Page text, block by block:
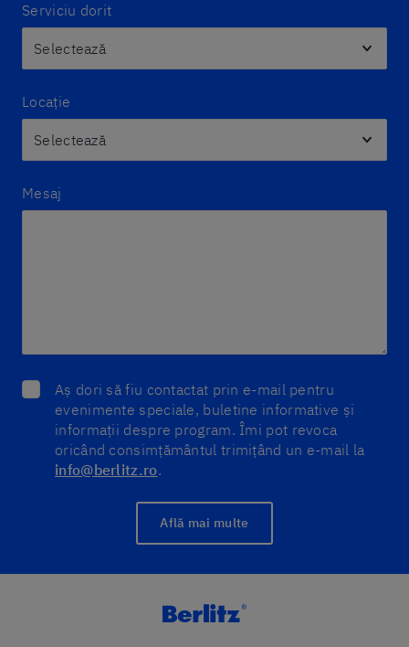
Serviciu dorit
Locație
Mesaj
Aș dori să fiu contactat prin e-mail pentru
evenimente speciale, buletine informative și
informații despre program. Îmi pot revoca
oricând consimțământul trimițând un e-mail la
info@berlitz.ro.
Află mai multe